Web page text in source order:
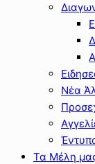
Νέα
Τα Μέλη